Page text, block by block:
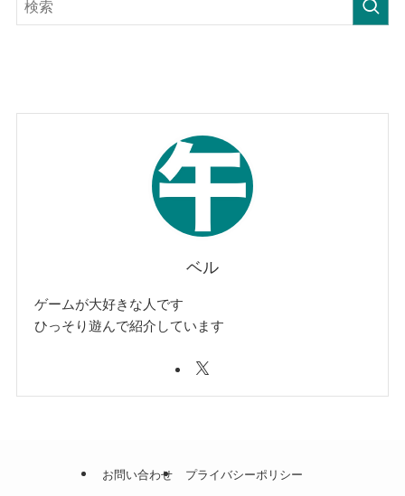
ベル
ゲームが大好きな人です
ひっそり遊んで紹介しています
お問い合わせ プライバシーポリシー